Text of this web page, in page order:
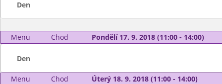
Den
Menu Chod Pondělí 17. 9. 2018 (11:00 - 14:00)
Den
Menu Chod Úterý 18. 9. 2018 (11:00 - 14:00)